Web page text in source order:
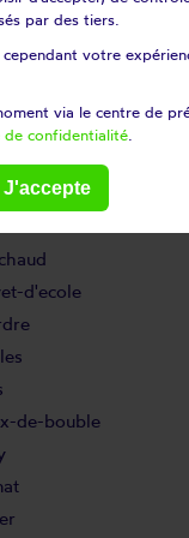
aux-chasses
d'ecole
de-bouble
par des tiers.
votre
via le centre de
confidentialité
J'accepte